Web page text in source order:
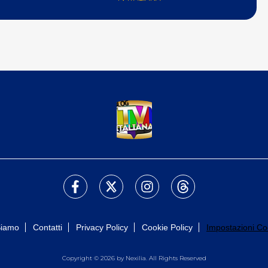
Contatti Privacy Policy Cookie Policy Impostazioni
Copyright © 2026 by Nexilia. All Rights Reserved